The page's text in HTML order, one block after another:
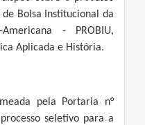
Bolsa Institucional da
- PROBIU,
Aplicada e História.
pela Portaria n°
seletivo para a